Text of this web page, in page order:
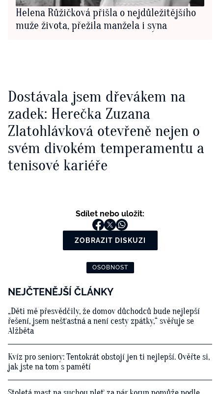
Helena Růžičková přišla o nejdůležitějšího
muže života, přežila manžela i syna
Dostávala jsem dřevákem na
zadek: Herečka Zuzana
Zlatohlávková otevřeně nejen o
svém divokém temperamentu a
tenisové kariéře
Sdílet nebo uložit:
ZOBRAZIT DISKUZI
OSOBNOST
NEJČTENĚJŠÍ ČLÁNKY
„Děti mě přesvědčily, že domov důchodců bude nejlepší
řešení, jsem nešťastná a není cesty zpátky,“ svěřuje se
Alžběta
Kvíz pro seniory: Tentokrát obstojí jen ti nejlepší. Ověřte si,
jak jste na tom s pamětí